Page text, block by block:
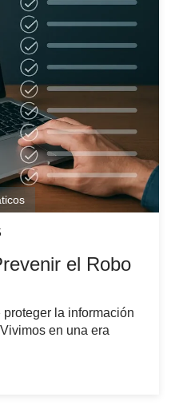
el Robo
proteger la información
en una era